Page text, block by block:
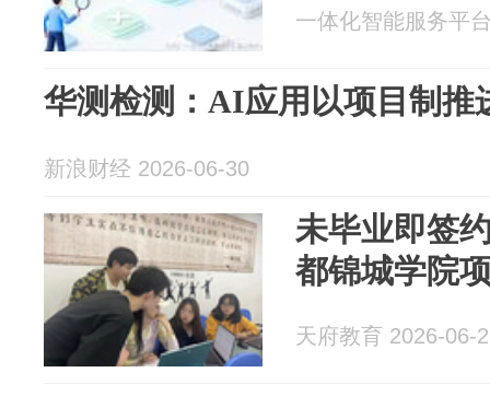
一体化智能服务平
华测检测：AI应用以项目制推
新浪财经 2026-06-30
未毕业即签
都锦城学院
天府教育 2026-06-